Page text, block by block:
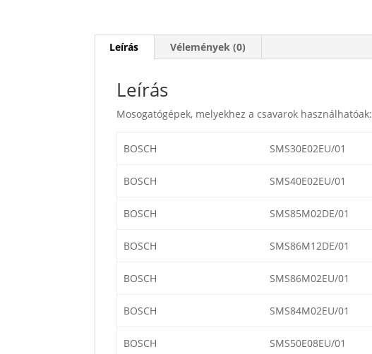
Leírás Vélemények (0)
Leírás
Mosogatógépek, melyekhez a csavarok használhatóak:
BOSCH SMS30E02EU/01
BOSCH SMS40E02EU/01
BOSCH SMS85M02DE/01
BOSCH SMS86M12DE/01
BOSCH SMS86M02EU/01
BOSCH SMS84M02EU/01
BOSCH SMS50E08EU/01